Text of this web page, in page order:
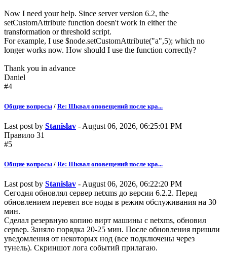
Now I need your help. Since server version 6.2, the
setCustomAttribute function doesn't work in either the
transformation or threshold script.
For example, I use $node.setCustomAttribute("a",5); which no
longer works now. How should I use the function correctly?
Thank you in advance
Daniel
#4
Общие вопросы / Re: Шквал оповещений после кра...
Last post by Stanislav - August 06, 2026, 06:25:01 PM
Правило 31
#5
Общие вопросы / Re: Шквал оповещений после кра...
Last post by Stanislav - August 06, 2026, 06:22:20 PM
Сегодня обновлял сервер netxms до версии 6.2.2. Перед
обновлением перевел все ноды в режим обслуживания на 30
мин.
Сделал резервную копию вирт машины с netxms, обновил
сервер. Заняло порядка 20-25 мин. После обновления пришли
уведомления от некоторых нод (все подключены через
тунель). Скриншот лога событий прилагаю.